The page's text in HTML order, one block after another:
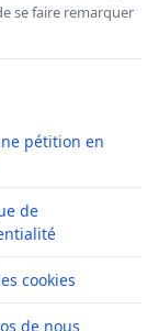
se faire remarquer
pétition en
de
cookies
de nous